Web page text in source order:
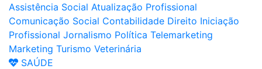
Assistência Social Atualização Profissional
Comunicação Social Contabilidade Direito Iniciação
Profissional Jornalismo Política Telemarketing
Marketing Turismo Veterinária
SAÚDE